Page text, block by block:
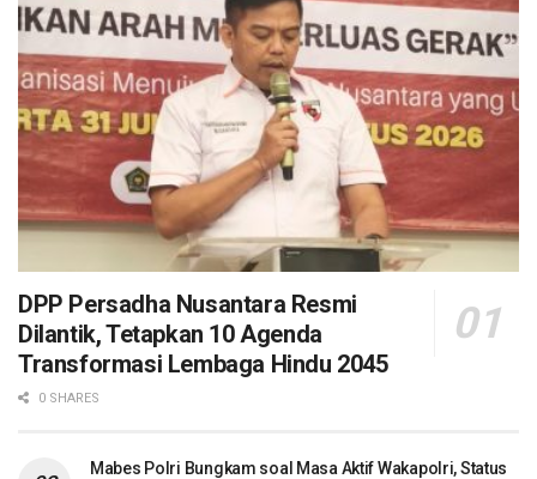
DPP Persadha Nusantara Resmi
Dilantik, Tetapkan 10 Agenda
Transformasi Lembaga Hindu 2045
0 SHARES
Mabes Polri Bungkam soal Masa Aktif Wakapolri, Status